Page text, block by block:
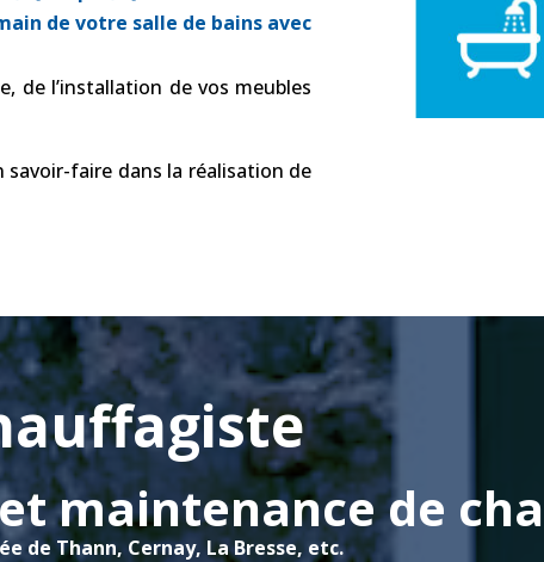
de votre salle de bains avec
de l’installation de vos meubles
faire dans la réalisation de
maintenance de
de Thann, Cernay, La Bresse, etc.